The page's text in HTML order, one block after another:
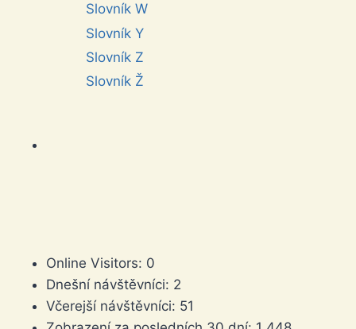
Slovník W
Slovník Y
Slovník Z
Slovník Ž
Online Visitors: 0
Dnešní návštěvníci: 2
Včerejší návštěvníci: 51